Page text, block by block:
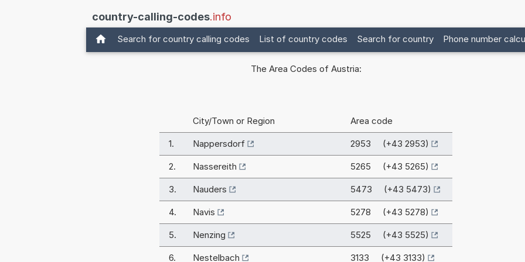
country-calling-codes.info
Search for country calling codes List of country codes Search for country Phone number
The Area Codes of Austria:
City/Town or Region Area code
1. Nappersdorf 2953 (+43 2953)
2. Nassereith 5265 (+43 5265)
3. Nauders 5473 (+43 5473)
4. Navis 5278 (+43 5278)
5. Nenzing 5525 (+43 5525)
6. Nestelbach 3133 (+43 3133)